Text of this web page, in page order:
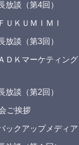
放談（第4回）
ＫＵＭＩＭＩ
放談（第3回）
Ｋマーケティング
放談（第2回）
ご挨拶
クアップメディア